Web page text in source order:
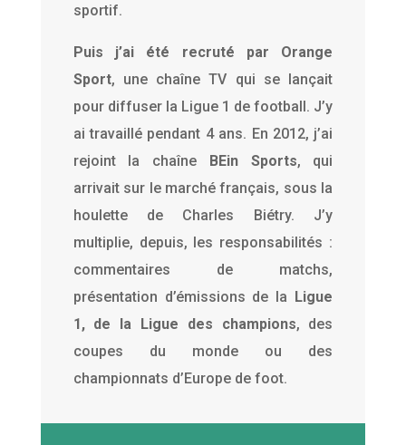
sportif.
Puis j’ai été recruté par Orange
Sport, une chaîne TV qui se lançait
pour diffuser la Ligue 1 de football. J’y
ai travaillé pendant 4 ans. En 2012, j’ai
rejoint la chaîne BEin Sports, qui
arrivait sur le marché français, sous la
houlette de Charles Biétry. J’y
multiplie, depuis, les responsabilités :
commentaires de matchs,
présentation d’émissions de la Ligue
1, de la Ligue des champions, des
coupes du monde ou des
championnats d’Europe de foot.